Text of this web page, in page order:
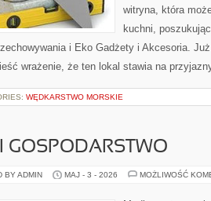
witryna, która
kuchni,
i Eko Gadżety i Akcesoria.
wrażenie, że ten lokal stawia na
WĘDKARSTWO MORSKIE
GOSPODARSTWO
BY ADMIN MAJ - 3 - 2026 MOŻLIWOŚĆ